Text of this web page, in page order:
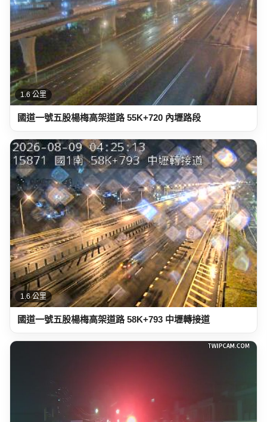
1.6 公里
國道一號五股楊梅高架道路 55K+720 內壢路段
1.6 公里
國道一號五股楊梅高架道路 58K+793 中壢轉接道